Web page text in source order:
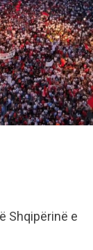
Shqipërinë e